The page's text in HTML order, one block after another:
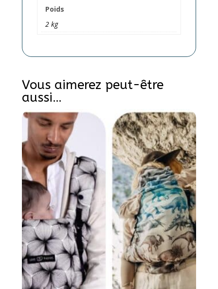
Poids
2 kg
Vous aimerez peut-être
aussi…